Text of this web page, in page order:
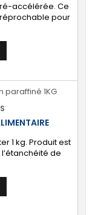
accélérée. Ce
pour
en
bateau,
au choix.
à l’aspect
1 kg. Produit est
de
alimentaire]
homologuées,
les Uvs, et
simple avec un